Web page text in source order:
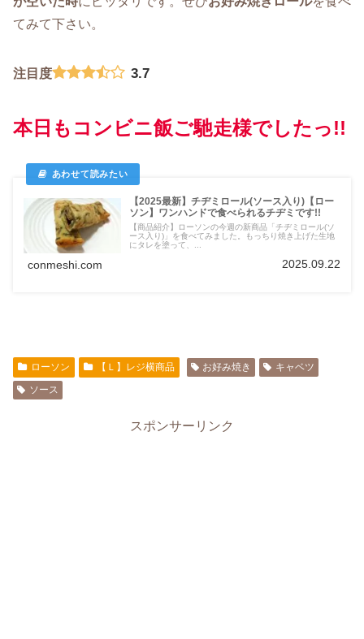
てみて下さい。
注目度 3.7
本日もコンビニ飯ご馳走様でしたっ!!
【2025最新】チヂミロール(ソース入り)【ロー
ソン】ワンハンドで食べられるチヂミです!!
【商品紹介】ローソンの今週の新商品「チヂミロール(ソ
ース入り)」を食べてみました。もっちり焼き上げた生地
にタレを塗って、...
conmeshi.com 2025.09.22
ローソン 【Ｌ】レジ横商品 お好み焼き
キャベツ
ソース
スポンサーリンク